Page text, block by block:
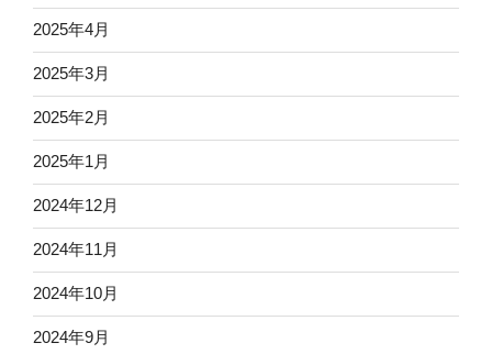
2025年4月
2025年3月
2025年2月
2025年1月
2024年12月
2024年11月
2024年10月
2024年9月